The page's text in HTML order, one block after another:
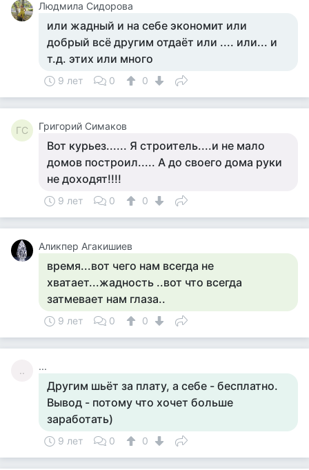
Людмила Сидорова
или жадный и на себе экономит или
добрый всё другим отдаёт или .... или... и
т.д. этих или много
9 лет 0 0
ГС Григорий Симаков
Вот курьез...... Я строитель....и не мало
домов построил..... А до своего дома руки
не доходят!!!!
9 лет 0 0
Аликпер Агакишиев
время...вот чего нам всегда не
хватает...жадность ..вот что всегда
затмевает нам глаза..
9 лет 0 0
.. ...
Другим шьёт за плату, а себе - бесплатно.
Вывод - потому что хочет больше
заработать)
9 лет 0 0